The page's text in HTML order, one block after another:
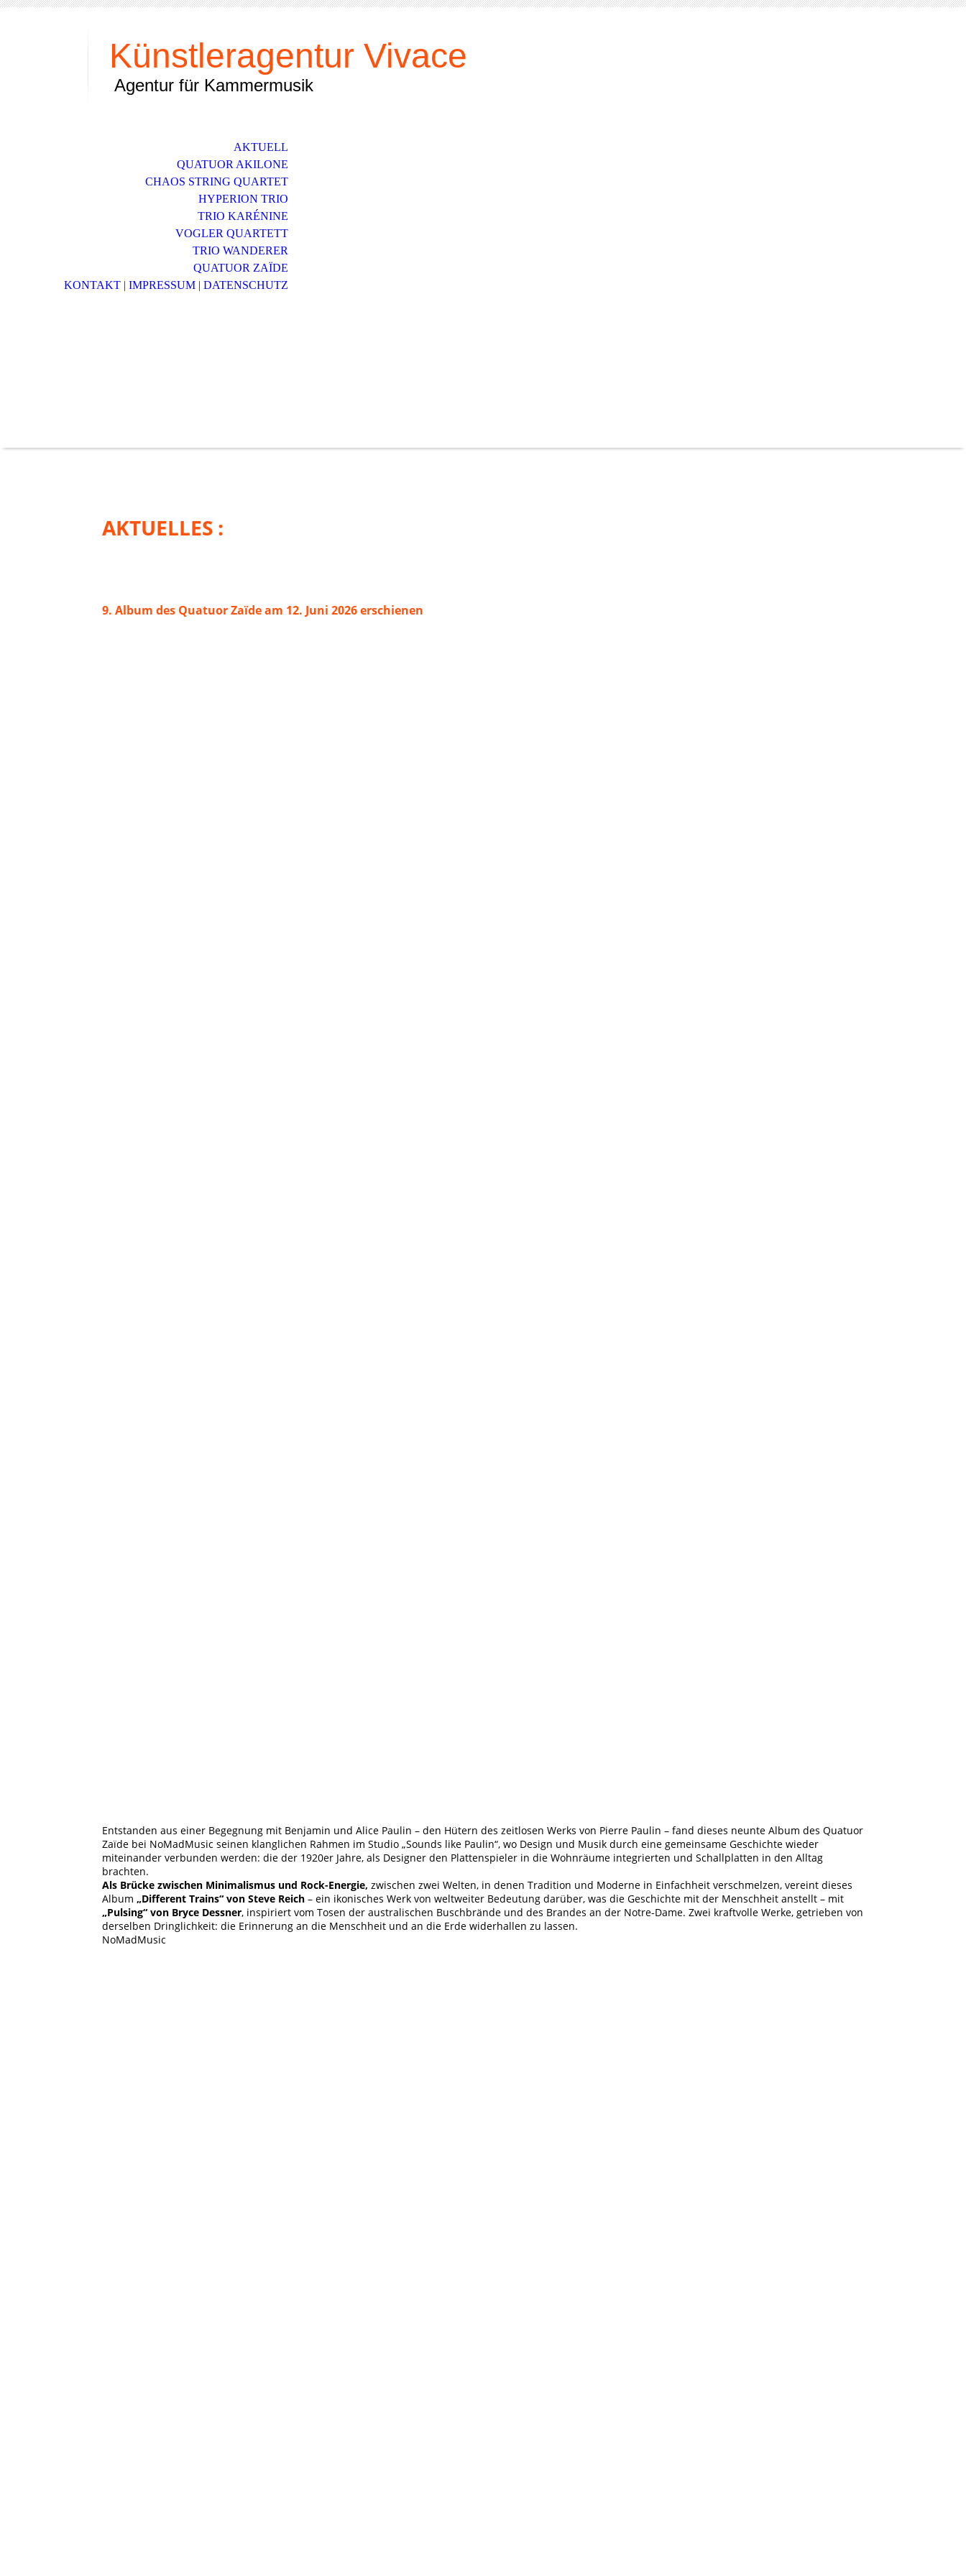
Künstleragentur Vivace
Agentur für Kammermusik
AKTUELL
QUATUOR AKILONE
CHAOS STRING QUARTET
HYPERION TRIO
TRIO KARÉNINE
VOGLER QUARTETT
TRIO WANDERER
QUATUOR ZAЇDE
KONTAKT | IMPRESSUM | DATENSCHUTZ
AKTUELLES :
9. Album des Quatuor Zaïde am 12. Juni 2026 erschienen
Entstanden aus einer Begegnung mit Benjamin und Alice Paulin – den Hütern des zeitlosen Werks von Pierre Paulin – fand dieses neunte Album des Quatuor
Zaïde bei NoMadMusic seinen klanglichen Rahmen im Studio „Sounds like Paulin“, wo Design und Musik durch eine gemeinsame Geschichte wieder
miteinander verbunden werden: die der 1920er Jahre, als Designer den Plattenspieler in die Wohnräume integrierten und Schallplatten in den Alltag
brachten.
Als Brücke zwischen Minimalismus und Rock-Energie, zwischen zwei Welten, in denen Tradition und Moderne in Einfachheit verschmelzen, vereint dieses
Album „Different Trains“ von Steve Reich – ein ikonisches Werk von weltweiter Bedeutung darüber, was die Geschichte mit der Menschheit anstellt – mit
„Pulsing“ von Bryce Dessner, inspiriert vom Tosen der australischen Buschbrände und des Brandes an der Notre-Dame. Zwei kraftvolle Werke, getrieben von
derselben Dringlichkeit: die Erinnerung an die Menschheit und an die Erde widerhallen zu lassen.
NoMadMusic